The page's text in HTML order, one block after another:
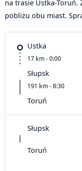
na trasie Ustka-Toruń.
pobliżu obu miast.
Ustka
17 km - 0:00
Słupsk
191 km - 8:30
Toruń
Słupsk
Toruń